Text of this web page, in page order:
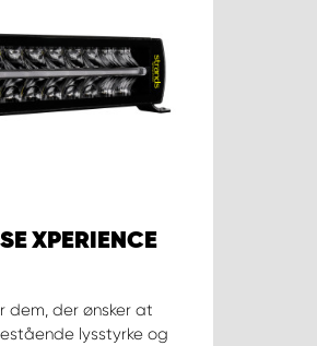
XPERIENCE
dem, der ønsker at
lysstyrke og